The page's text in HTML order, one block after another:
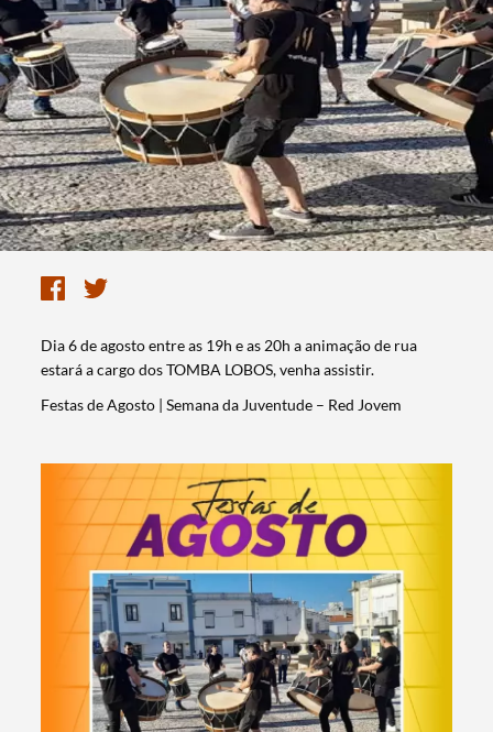
Dia 6 de agosto entre as 19h e as 20h a animação de rua
estará a cargo dos TOMBA LOBOS, venha assistir.
Festas de Agosto | Semana da Juventude – Red Jovem